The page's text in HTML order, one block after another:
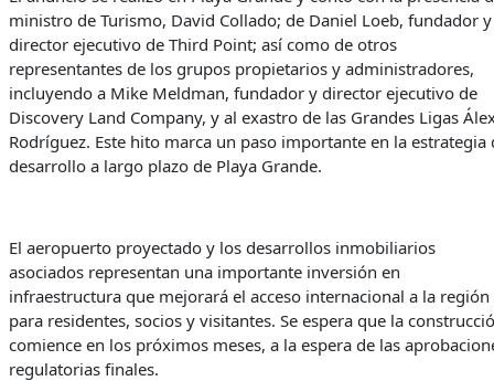
ministro de Turismo, David Collado; de Daniel Loeb, fundador y
director ejecutivo de Third Point; así como de otros
representantes de los grupos propietarios y administradores,
incluyendo a Mike Meldman, fundador y director ejecutivo de
Discovery Land Company, y al exastro de las Grandes Ligas
Rodríguez. Este hito marca un paso importante en la estrategia
desarrollo a largo plazo de Playa Grande.
El aeropuerto proyectado y los desarrollos inmobiliarios
asociados representan una importante inversión en
infraestructura que mejorará el acceso internacional a la región
para residentes, socios y visitantes. Se espera que la
comience en los próximos meses, a la espera de las
regulatorias finales.